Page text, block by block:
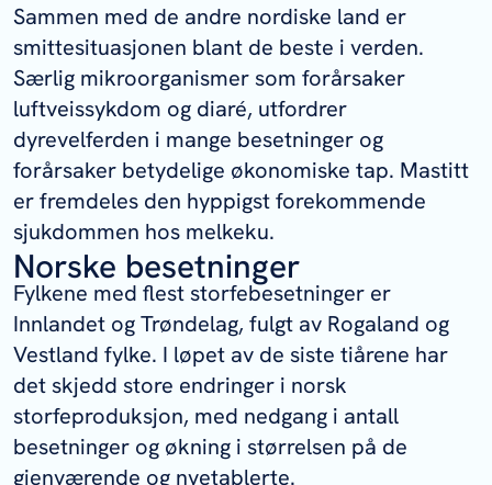
Sammen med de andre nordiske land er
smittesituasjonen blant de beste i verden.
Særlig mikroorganismer som forårsaker
luftveissykdom og diaré, utfordrer
dyrevelferden i mange besetninger og
forårsaker betydelige økonomiske tap. Mastitt
er fremdeles den hyppigst forekommende
sjukdommen hos melkeku.
Norske besetninger
Fylkene med flest storfebesetninger er
Innlandet og Trøndelag, fulgt av Rogaland og
Vestland fylke. I løpet av de siste tiårene har
det skjedd store endringer i norsk
storfeproduksjon, med nedgang i antall
besetninger og økning i størrelsen på de
gjenværende og nyetablerte.